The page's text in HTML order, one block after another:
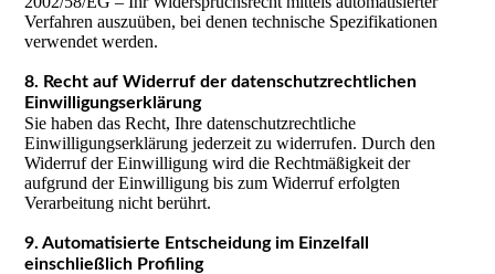
Verfahren auszuüben, bei denen technische Spezifikationen
verwendet werden.
8. Recht auf Widerruf der datenschutzrechtlichen
Einwilligungserklärung
Sie haben das Recht, Ihre datenschutzrechtliche
Einwilligungserklärung jederzeit zu widerrufen. Durch den
Widerruf der Einwilligung wird die Rechtmäßigkeit der
aufgrund der Einwilligung bis zum Widerruf erfolgten
Verarbeitung nicht berührt.
9. Automatisierte Entscheidung im Einzelfall
einschließlich Profiling